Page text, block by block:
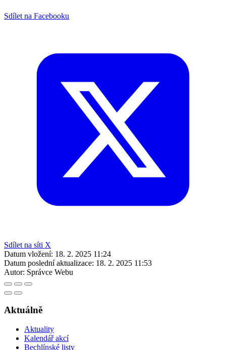
Sdílet na Facebooku
Sdílet na síti X
Datum vložení: 18. 2. 2025 11:24
Datum poslední aktualizace: 18. 2. 2025 11:53
Autor: Správce Webu
Aktuálně
Aktuality
Kalendář akcí
Bechlínské listy